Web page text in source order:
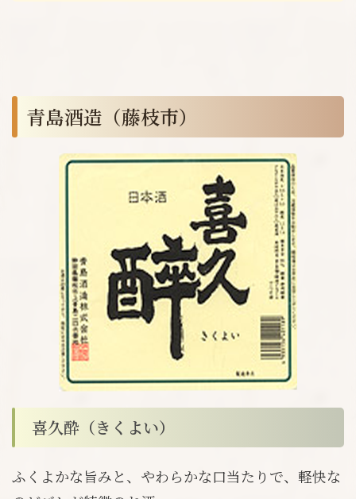
青島酒造（藤枝市）
喜久酔（きくよい）
ふくよかな旨みと、やわらかな口当たりで、軽快な